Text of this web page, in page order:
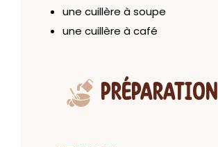
une cuillère à soupe
une cuillère à café
PRÉPARATION